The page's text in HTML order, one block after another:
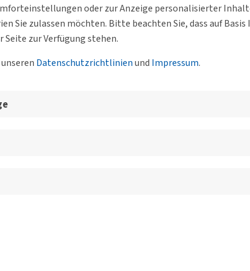
oder zur Anzeige personalisierter
Sie zulassen möchten. Bitte beachten Sie, dass auf
zur Verfügung stehen.
Datenschutzrichtlinienund Impressum.